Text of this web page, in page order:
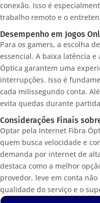
conexão. Isso é
trabalho remoto e o
Desempenho em Jogos
Para os gamers, a escolha
essencial. A baixa latência
Óptica garantem uma
interrupções. Isso é
cada milissegundo conta.
evita quedas durante
Considerações Finais
Optar pela Internet Fibra
quem busca velocidade e
demanda por internet de
destaca como a melhor
provedor, leve em conta
qualidade do serviço e o